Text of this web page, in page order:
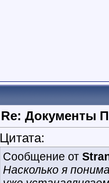
Re: Документы
Цитата:
Сообщение от
Насколько я